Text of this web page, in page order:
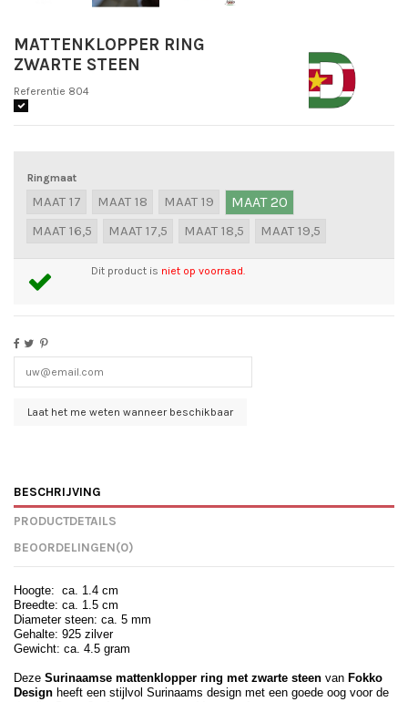
MATTENKLOPPER RING
ZWARTE STEEN
Referentie 804
Ringmaat
MAAT 17 MAAT 18 MAAT 19 MAAT 20
MAAT 16,5 MAAT 17,5 MAAT 18,5 MAAT 19,5
Dit product is niet op voorraad.
BESCHRIJVING
PRODUCTDETAILS
BEOORDELINGEN(0)
Hoogte: ca. 1.4 cm
Breedte: ca. 1.5 cm
Diameter steen: ca. 5 mm
Gehalte: 925 zilver
Gewicht: ca. 4.5 gram
Deze Surinaamse mattenklopper ring met zwarte steen van Fokko
Design heeft een stijlvol Surinaams design met een goede oog voor de